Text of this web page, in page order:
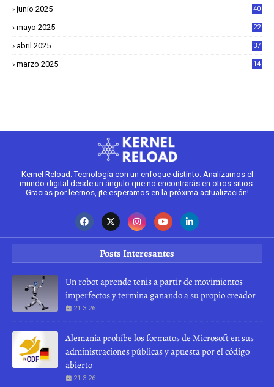
junio 2025 40
mayo 2025
22
abril 2025
37
marzo 2025
14
Kernel Reload: Tecnología con un enfoque distinto. Analizamos el
mundo digital desde un ángulo que no encontrarás en otros sitios.
Gracias por leernos, ¡te esperamos en la próxima actualización!
Posts Interesantes
Un robot aprende tenis a partir de movimientos
imperfectos y termina ganando a su propio creador
21.3.26
Alemania prohíbe los formatos de Microsoft en sus
administraciones públicas y apuesta por el código
abierto
21.3.26